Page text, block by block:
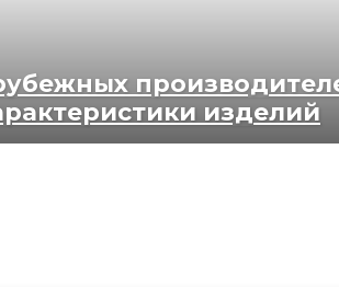
изделий